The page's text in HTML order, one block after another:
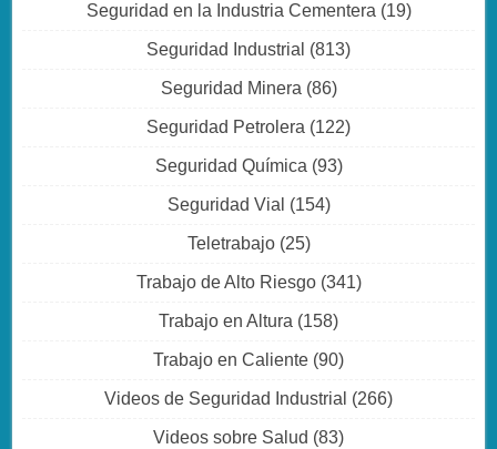
Seguridad en la Industria Cementera (19)
Seguridad Industrial (813)
Seguridad Minera (86)
Seguridad Petrolera (122)
Seguridad Química (93)
Seguridad Vial (154)
Teletrabajo(25)
Trabajo de Alto Riesgo(341)
Trabajo en Altura (158)
Trabajo en Caliente (90)
Videos de Seguridad Industrial (266)
Videos sobre Salud (83)